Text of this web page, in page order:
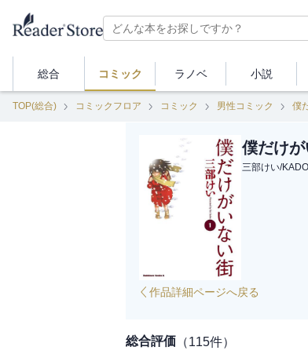
総合 コミック ラノベ 小説
TOP(総合) コミックフロア コミック 男性コミック 僕
僕だけ
三部けい/
作品詳細ページへ戻る
総合評価 （115件）